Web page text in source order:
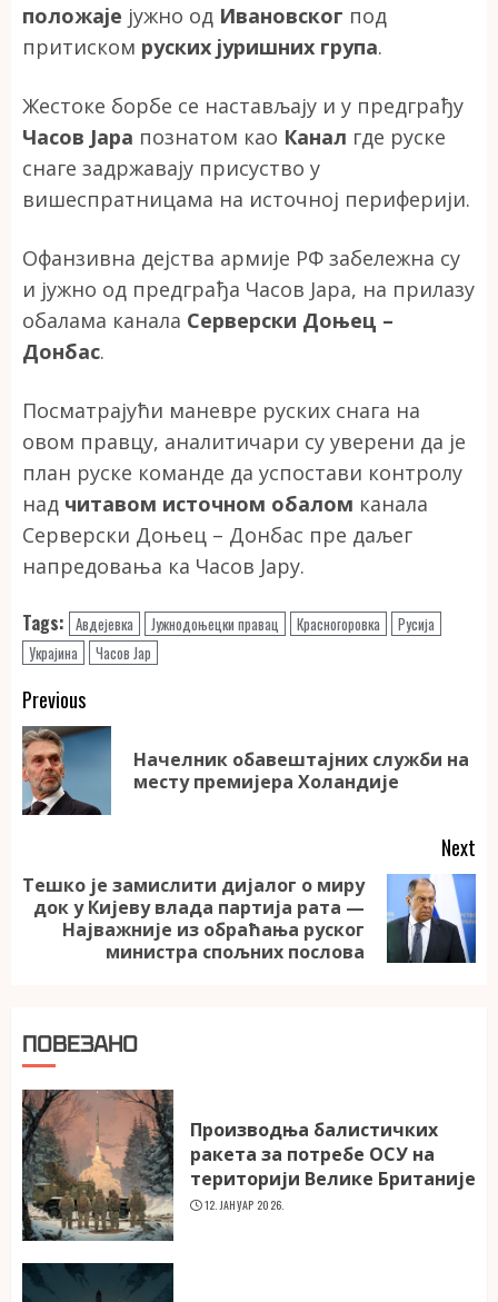
положаје јужно од Ивановског под
притиском руских јуришних група.
Жестоке борбе се настављају и у предграђу
Часов Јара познатом као Канал где руске
снаге задржавају присуство у
вишеспратницама на источној периферији.
Офанзивна дејства армије РФ забележна су
и јужно од предграђа Часов Јара, на прилазу
обалама канала Серверски Доњец –
Донбас.
Посматрајући маневре руских снага на
овом правцу, аналитичари су уверени да је
план руске команде да успостави контролу
над читавом источном обалом канала
Серверски Доњец – Донбас пре даљег
напредовања ка Часов Јару.
Tags: Авдејевка Јужнодоњецки правац Красногоровка
Русија
Украјина
Часов Јар
Continue
Reading
Previous
Начелник обавештајних служби на
месту премијера Холандије
Next
Next
Тешко је замислити дијалог о миру
док у Кијеву влада партија рата —
Најважније из обраћања руског
министра спољних послова
ПОВЕЗАНО
Производња балистичких
ракета за потребе ОСУ на
територији Велике Британије
12. ЈАНУАР 2026.